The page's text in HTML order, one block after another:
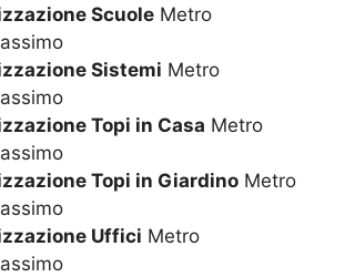
Scuole Metro
Sistemi Metro
Topi in Casa Metro
Topi in Giardino Metro
Uffici Metro